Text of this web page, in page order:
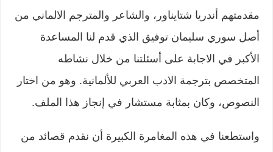
مقدمتهم أندريا شتايناور، والشاعر والمترجم الالماني من
أصل سوري سليمان توفيق الذي قدم لنا المساعدة
الأكبر في الاجابة على أسئلتنا من خلال نشاطه
المتخصص بترجمة الادب العربي للألمانية. وهو من اختار
النصوص، وكان بمثابة مستشار في إنجاز هذا الملف.
واستطعنا في هذه المغامرة الكبيرة أن نقدم قصائد من